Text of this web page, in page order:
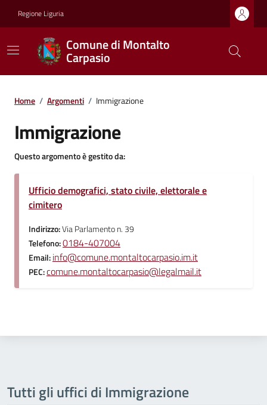
Regione Liguria
Comune di Montalto
Carpasio
Home / Argomenti / Immigrazione
Immigrazione
Questo argomento è gestito da:
Ufficio demografici, stato civile, elettorale e
cimitero
Indirizzo:Via Parlamento n. 39
Telefono:0184-407004
Email:info@comune.montaltocarpasio.im.it
PEC:comune.montaltocarpasio@legalmail.it
Tutti gli uffici di Immigrazione